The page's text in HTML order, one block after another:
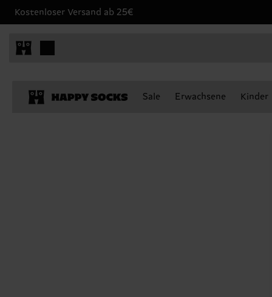
Kostenloser Versand ab 25€
Sale Erwachsene Kinder